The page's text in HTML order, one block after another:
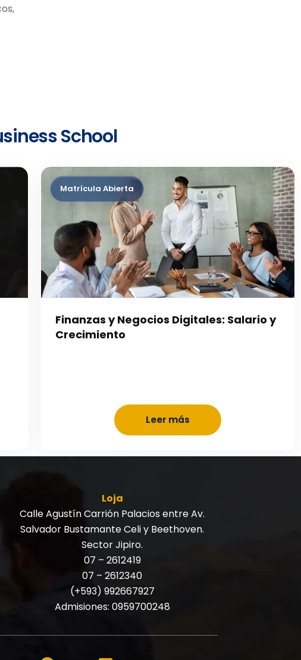
School
Finanzas y Negocios Digitales: Salario y
Crecimiento
Leer más
Loja
Calle Agustín Carrión Palacios entre Av.
Salvador Bustamante Celi y Beethoven.
Sector Jipiro.
07 – 2612419
07 – 2612340
(+593) 992667927
Admisiones: 0959700248